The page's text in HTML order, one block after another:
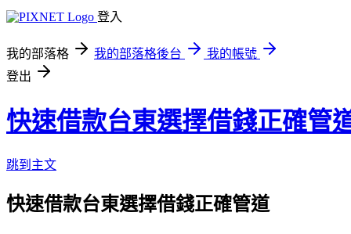
登入
我的部落格 我的部落格後台
我的帳號
登出
快速借款台東選擇借錢正確管
跳到主文
快速借款台東選擇借錢正確管道